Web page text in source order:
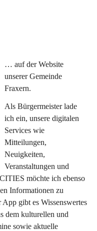
… auf der Website
unserer Gemeinde
Fraxern.
Als Bürgermeister lade
ich ein, unsere digitalen
Services wie
Mitteilungen,
Neuigkeiten,
Veranstaltungen und
möchte ich ebenso
Informationen zu
gibt es Wissenswertes
dem kulturellen und
sowie aktuelle